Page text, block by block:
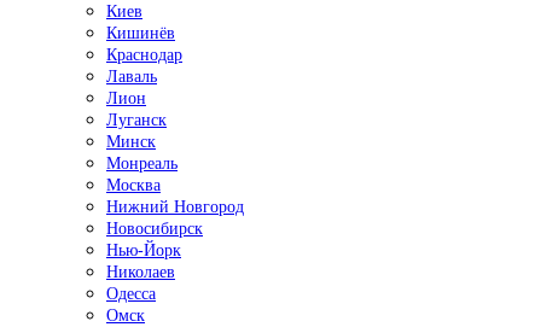
Киев
Кишинёв
Краснодар
Лаваль
Лион
Луганск
Минск
Монреаль
Москва
Нижний Новгород
Новосибирск
Нью-Йорк
Николаев
Одесса
Омск